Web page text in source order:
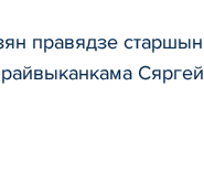
правядзе
Сяргей